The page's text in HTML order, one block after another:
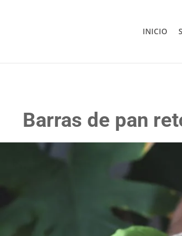
INICIO
Barras de pan